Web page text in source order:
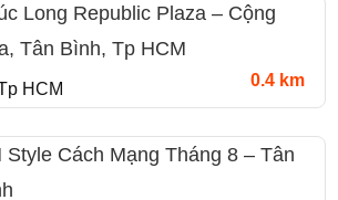
Long Republic Plaza – Cộng
Tân Bình, Tp HCM
HCM 0.4 km
Style Cách Mạng Tháng 8 – Tân